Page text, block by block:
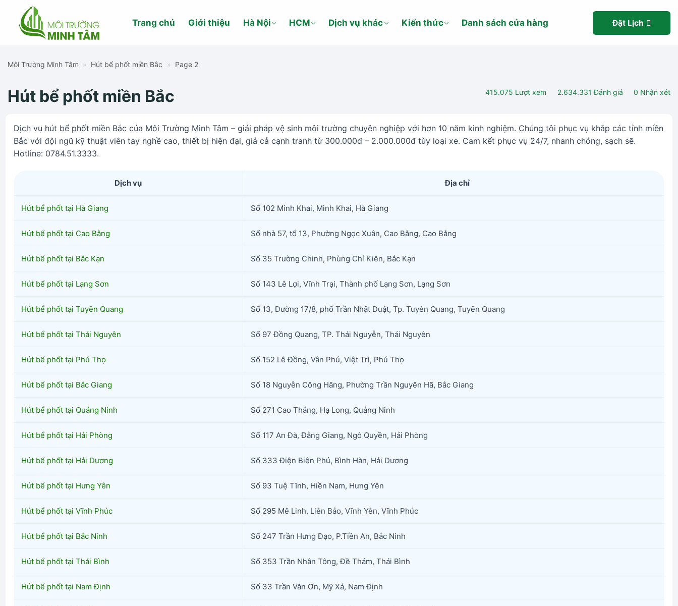
content
Trang chủ Giới thiệu Hà Nội HCM Dịch vụ khác Kiến thức Danh sách cửa hàng Đặt Lịch
Môi Trường Minh Tâm » Hút bể phốt miền Bắc » Page 2
Hút bể phốt miền Bắc 415.075 Lượt xem 2.634.331 Đánh giá 0 Nhận xét
Dịch vụ hút bể phốt miền Bắc của Môi Trường Minh Tâm – giải pháp vệ sinh môi trường chuyên nghiệp với hơn 10 năm kinh nghiệm. Chúng tôi phục vụ khắp các tỉnh miền
Bắc với đội ngũ kỹ thuật viên tay nghề cao, thiết bị hiện đại, giá cả cạnh tranh từ 300.000đ – 2.000.000đ tùy loại xe. Cam kết phục vụ 24/7, nhanh chóng, sạch sẽ.
Hotline: 0784.51.3333.
Dịch vụ Địa chỉ
Hút bể phốt tại Hà Giang Số 102 Minh Khai, Minh Khai, Hà Giang
Hút bể phốt tại Cao Bằng Số nhà 57, tổ 13, Phường Ngọc Xuân, Cao Bằng, Cao Bằng
Hút bể phốt tại Bắc Kạn Số 35 Trường Chinh, Phùng Chí Kiên, Bắc Kạn
Hút bể phốt tại Lạng Sơn Số 143 Lê Lợi, Vĩnh Trại, Thành phố Lạng Sơn, Lạng Sơn
Hút bể phốt tại Tuyên Quang Số 13, Đường 17/8, phố Trần Nhật Duật, Tp. Tuyên Quang, Tuyên Quang
Hút bể phốt tại Thái Nguyên Số 97 Đồng Quang, TP. Thái Nguyễn, Thái Nguyên
Hút bể phốt tại Phú Thọ Số 152 Lê Đồng, Vân Phú, Việt Trì, Phú Thọ
Hút bể phốt tại Bắc Giang Số 18 Nguyễn Công Hãng, Phường Trần Nguyên Hã, Bắc Giang
Hút bể phốt tại Quảng Ninh Số 271 Cao Thắng, Hạ Long, Quảng Ninh
Hút bể phốt tại Hải Phòng Số 117 An Đà, Đằng Giang, Ngô Quyền, Hải Phòng
Hút bể phốt tại Hải Dương Số 333 Điện Biên Phủ, Bình Hàn, Hải Dương
Hút bể phốt tại Hưng Yên Số 93 Tuệ Tĩnh, Hiền Nam, Hưng Yên
Hút bể phốt tại Vĩnh Phúc Số 295 Mê Linh, Liên Bảo, Vĩnh Yên, Vĩnh Phúc
Hút bể phốt tại Bắc Ninh Số 247 Trần Hưng Đạo, P.Tiền An, Bắc Ninh
Hút bể phốt tại Thái Bình Số 353 Trần Nhân Tông, Đề Thám, Thái Bình
Hút bể phốt tại Nam Định Số 33 Trần Văn Ơn, Mỹ Xá, Nam Định